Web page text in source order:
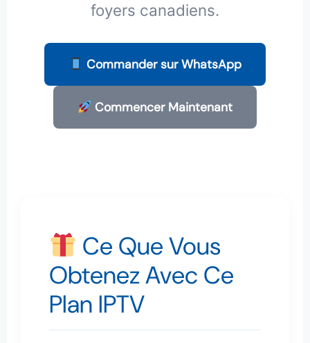
foyers canadiens.
Commander sur WhatsApp
Commencer Maintenant
Ce Que Vous
Obtenez Avec Ce
Plan IPTV